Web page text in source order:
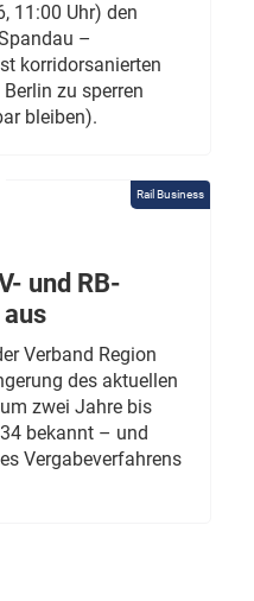
11:00 Uhr) den
–
korridorsanierten
zu sperren
bleiben).
Rail Business
und RB-
Verband Region
des aktuellen
zwei Jahre bis
bekannt – und
Vergabeverfahrens